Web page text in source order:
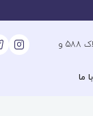
کیلومتر 6 بزرگراه فتح جنوب، جنب دفتر خدمات الکترونیک شهر، پلاک 588 و
ما